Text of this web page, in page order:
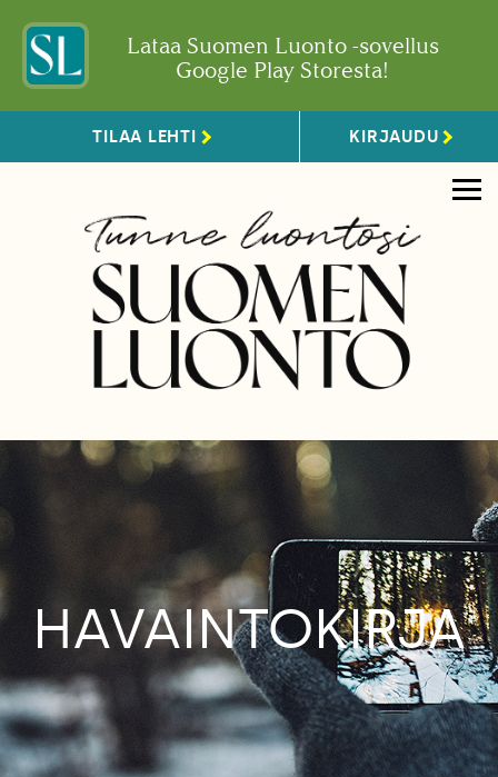
Lataa Suomen Luonto -sovellus
Google Play Storesta!
TILAA LEHTI KIRJAUDU
HAVAINTOKIRJA